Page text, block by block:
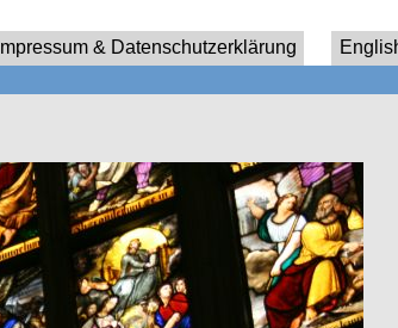
Impressum & Datenschutzerklärung